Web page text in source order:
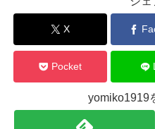
X
Pocket
yomiko1919